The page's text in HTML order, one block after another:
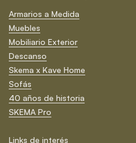
Armarios a Medida
Muebles
Mobiliario Exterior
Descanso
Skema x Kave Home
Sofás
40 años de historia
SKEMA Pro
Links de interés